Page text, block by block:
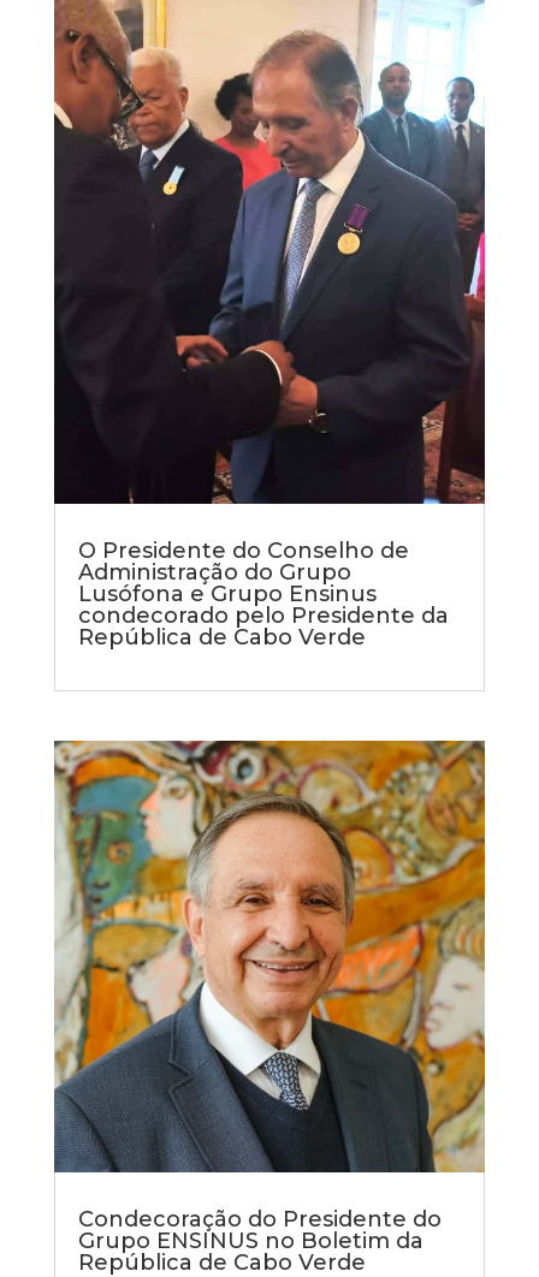
O Presidente do Conselho de
Administração do Grupo
Lusófona e Grupo Ensinus
condecorado pelo Presidente da
República de Cabo Verde
Condecoração do Presidente do
Grupo ENSINUS no Boletim da
República de Cabo Verde